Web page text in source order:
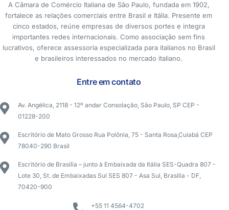
A Câmara de Comércio Italiana de São Paulo, fundada em 1902,
fortalece as relações comerciais entre Brasil e Itália. Presente em
cinco estados, reúne empresas de diversos portes e integra
importantes redes internacionais. Como associação sem fins
lucrativos, oferece assessoria especializada para italianos no Brasil
e brasileiros interessados no mercado italiano.
Entre em contato
Av. Angélica, 2118 - 12º andar Consolação, São Paulo, SP CEP -
01228-200
Escritório de Mato Grosso Rua Polônia, 75 - Santa Rosa,Cuiabá CEP
78040-290 Brasil
Escritório de Brasília – junto à Embaixada da Itália SES-Quadra 807 -
Lote 30, St. de Embaixadas Sul SES 807 - Asa Sul, Brasília - DF,
70420-900
+55 11 4564-4702